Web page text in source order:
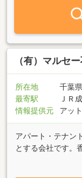
（有）マルセ
所在地
千葉
最寄駅
ＪＲ
情報提供元
アッ
アパート・テナン
とする会社です。
物件情報をご紹介